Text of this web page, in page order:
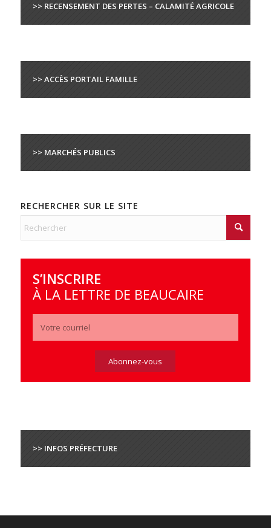
>> RECENSEMENT DES PERTES – CALAMITÉ AGRICOLE
>> ACCÈS PORTAIL FAMILLE
>> MARCHÉS PUBLICS
RECHERCHER SUR LE SITE
S’INSCRIRE
À LA LETTRE DE BEAUCAIRE
>> INFOS PRÉFECTURE